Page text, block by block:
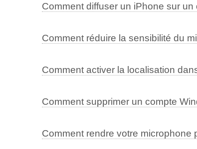
Comment diffuser un iPhone sur
Comment réduire la sensibilité du
Comment activer la localisation
Comment supprimer un compte
Comment rendre votre microphone